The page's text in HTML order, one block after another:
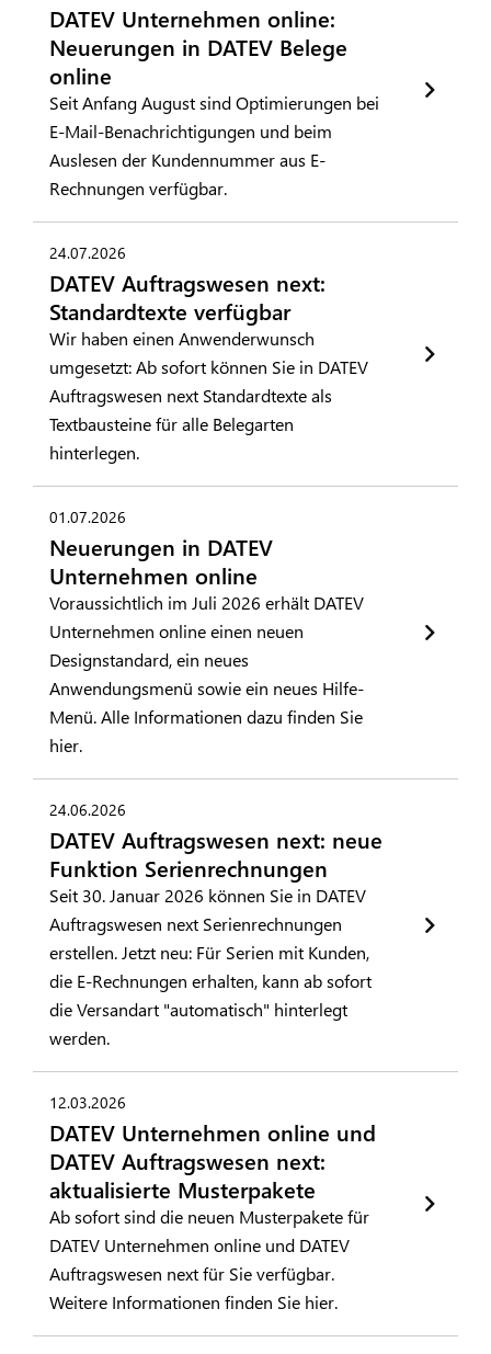
DATEV Unternehmen online:
Neuerungen in DATEV Belege
online
Seit Anfang August sind Optimierungen bei
E-Mail-Benachrichtigungen und beim
Auslesen der Kundennummer aus E-
Rechnungen verfügbar.
24.07.2026
DATEV Auftragswesen next:
Standardtexte verfügbar
Wir haben einen Anwenderwunsch
umgesetzt: Ab sofort können Sie in DATEV
Auftragswesen next Standardtexte als
Textbausteine für alle Belegarten
hinterlegen.
01.07.2026
Neuerungen in DATEV
Unternehmen online
Voraussichtlich im Juli 2026 erhält DATEV
Unternehmen online einen neuen
Designstandard, ein neues
Anwendungsmenü sowie ein neues Hilfe-
Menü. Alle Informationen dazu finden Sie
hier.
24.06.2026
DATEV Auftragswesen next: neue
Funktion Serienrechnungen
Seit 30. Januar 2026 können Sie in DATEV
Auftragswesen next Serienrechnungen
erstellen. Jetzt neu: Für Serien mit Kunden,
die E‑Rechnungen erhalten, kann ab sofort
die Versandart "automatisch" hinterlegt
werden.
12.03.2026
DATEV Unternehmen online und
DATEV Auftragswesen next:
aktualisierte Musterpakete
Ab sofort sind die neuen Musterpakete für
DATEV Unternehmen online und DATEV
Auftragswesen next für Sie verfügbar.
Weitere Informationen finden Sie hier.